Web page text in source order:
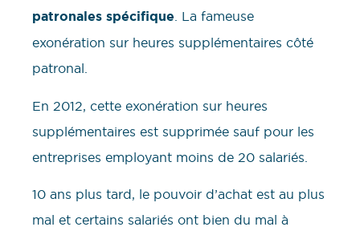
patronales spécifique. La fameuse
exonération sur heures supplémentaires côté
patronal.
En 2012, cette exonération sur heures
supplémentaires est supprimée sauf pour les
entreprises employant moins de 20 salariés.
10 ans plus tard, le pouvoir d’achat est au plus
mal et certains salariés ont bien du mal à